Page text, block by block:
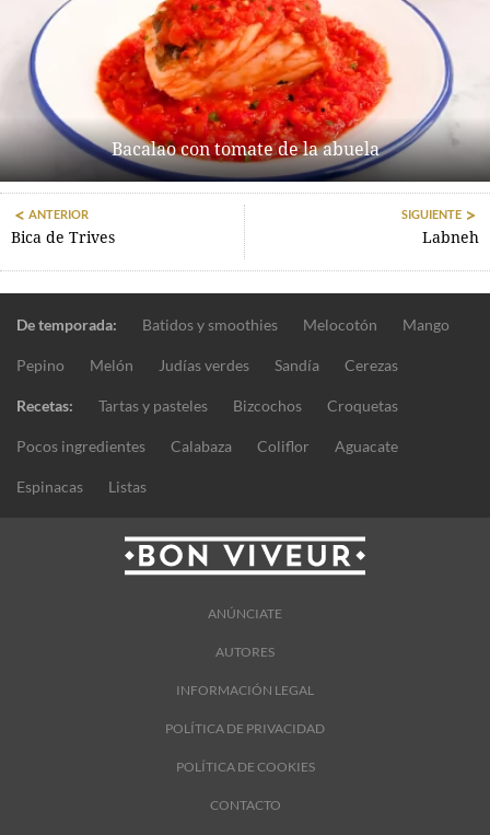
Bacalao con tomate de la abuela
ANTERIOR
Bica de Trives
SIGUIENTE
Labneh
De temporada: Batidos y smoothies Melocotón Mango
Pepino Melón Judías verdes Sandía Cerezas
Recetas: Tartas y pasteles Bizcochos Croquetas
Pocos ingredientes Calabaza Coliflor Aguacate
Espinacas Listas
ANÚNCIATE
AUTORES
INFORMACIÓN LEGAL
POLÍTICA DE PRIVACIDAD
POLÍTICA DE COOKIES
CONTACTO